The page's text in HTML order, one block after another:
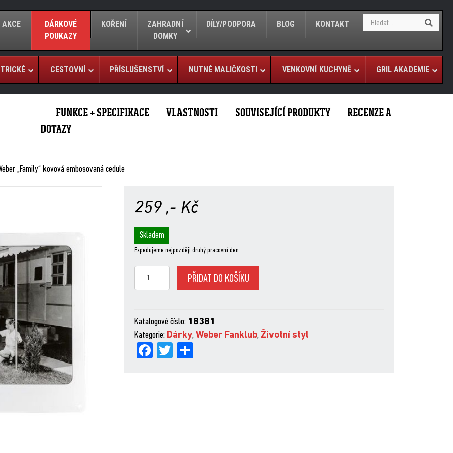
AKCE
DÁRKOVÉ
POUKAZY
KOŘENÍ
ZAHRADNÍ
DOMKY
DÍLY/PODPORA BLOG KONTAKT
r
c
h
e
c
CESTOVNÍ PŘÍSLUŠENSTVÍ NUTNÉ MALIČKOSTI VENKOVNÍ KUCHYNĚ GRIL AKADEMIE
FUNKCE + SPECIFIKACE VLASTNOSTI SOUVISEJÍCÍ PRODUKTY
RECENZE A
DOTAZY
„Family“ kovová embosovaná cedule
259 ,- Kč
Skladem
Expedujeme nejpozději druhý pracovní den
Weber
cedule
množství
PŘIDAT DO KOŠÍKU
Katalogové číslo: 18381
Kategorie: Dárky,Weber Fanklub, Životní styl
Fa
Tw